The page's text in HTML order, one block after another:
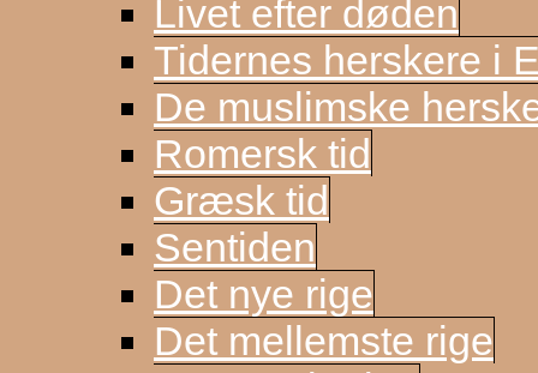
Livet efter døden
Tidernes herskere i
De muslimske
Romersk tid
Græsk tid
Sentiden
Det nye rige
Det mellemste rige